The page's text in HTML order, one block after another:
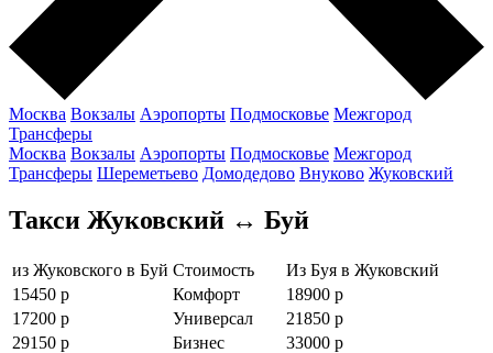
Москва Вокзалы Аэропорты Подмосковье Межгород
Трансферы
Москва Вокзалы Аэропорты Подмосковье Межгород
Трансферы Шереметьево Домодедово Внуково Жуковский
Такси Жуковский ↔ Буй
из Жуковского в Буй Стоимость
Из Буя в Жуковский
15450 р
Комфорт
18900 р
17200 р
Универсал
21850 р
29150 р
Бизнес
33000 р